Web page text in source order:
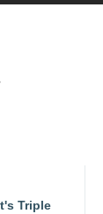
Triple